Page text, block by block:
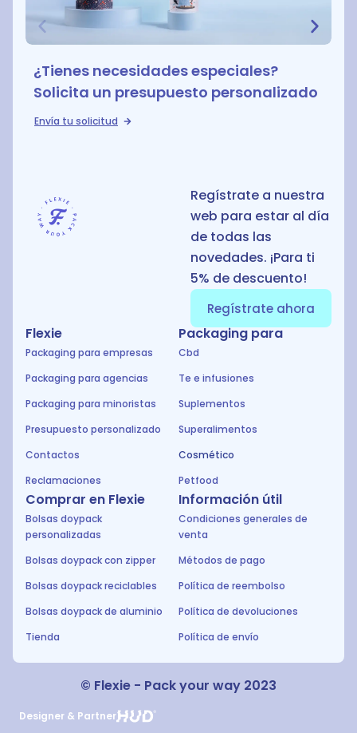
¿Tienes necesidades especiales?
Solicita un presupuesto personalizado
Envía tu solicitud
Regístrate a nuestra
web para estar al día
de todas las
novedades. ¡Para ti
5% de descuento!
Regístrate ahora
Flexie
Packaging para empresas
Packaging para agencias
Packaging para minoristas
Presupuesto personalizado
Contactos
Reclamaciones
Comprar en Flexie
Bolsas doypack
personalizadas
Bolsas doypack con zipper
Bolsas doypack reciclables
Bolsas doypack de aluminio
Tienda
Packaging para
Cbd
Te e infusiones
Suplementos
Superalimentos
Cosmético
Petfood
Información útil
Condiciones generales de
venta
Métodos de pago
Política de reembolso
Política de devoluciones
Política de envío
© Flexie - Pack your way 2023
Designer & Partner